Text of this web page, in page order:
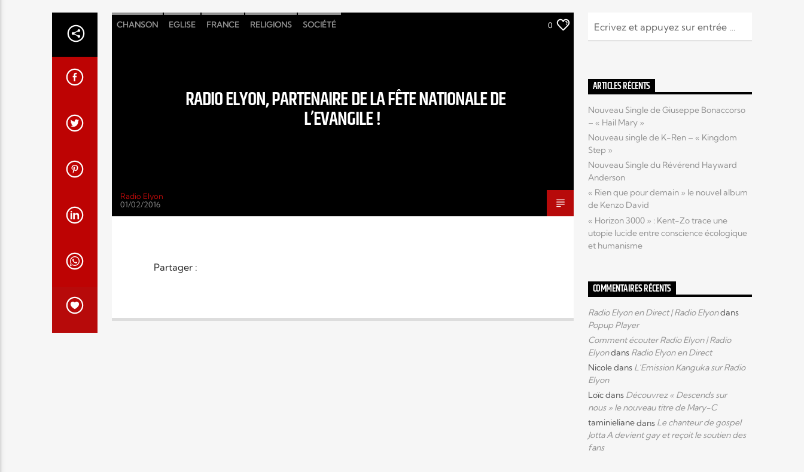
CHANSON EGLISE FRANCE RELIGIONS SOCIÉTÉ 0
RADIO ELYON, PARTENAIRE DE LA FÊTE NATIONALE DE
L’EVANGILE !
Radio Elyon
01/02/2016
Partager :
ARTICLES RÉCENTS
Nouveau Single de Giuseppe Bonaccorso
– « Hail Mary »
Nouveau single de K-Ren – « Kingdom
Step »
Nouveau Single du Révérend Hayward
Anderson
« Rien que pour demain » le nouvel album
de Kenzo David
« Horizon 3000 » : Kent-Zo trace une
utopie lucide entre conscience écologique
et humanisme
COMMENTAIRES RÉCENTS
Radio Elyon en Direct | Radio Elyondans
Popup Player
Comment écouter Radio Elyon | Radio
Elyondans Radio Elyon en Direct
Nicoledans L’Emission Kanguka sur Radio
Elyon
Loïcdans Découvrez « Descends sur
nous » le nouveau titre de Mary-C
taminielianedans Le chanteur de gospel
Jotta A devient gay et reçoit le soutien des
fans